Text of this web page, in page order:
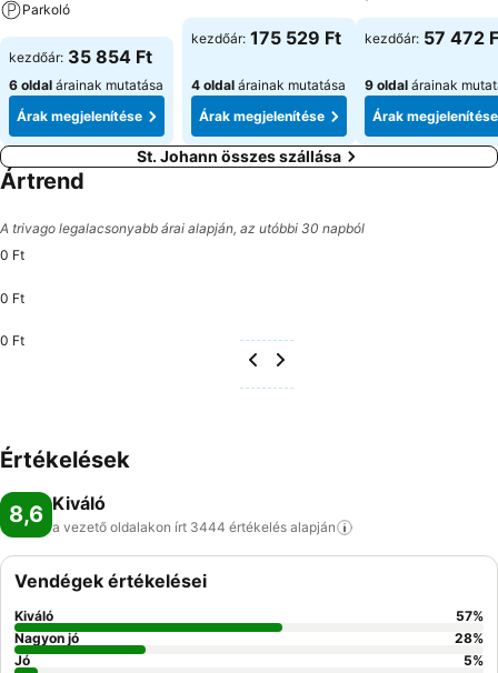
Parkoló
kezdőár: 35 854 Ft
6 oldal árainak mutatása
Árak megjelenítése
kezdőár: 175 529 Ft
4 oldal árainak mutatása
Árak megjelenítése
kezdőár: 57 472
9 oldal árainak
Árak megjelenítése
St. Johann összes szállása
Ártrend
A trivago legalacsonyabb árai alapján, az utóbbi 30 napból
0 Ft
0 Ft
0 Ft
Értékelések
8,6 Kiváló
a vezető oldalakon írt 3444 értékelés alapján
Vendégek értékelései
Kiváló 57%
Nagyon jó
28%
Jó
5%